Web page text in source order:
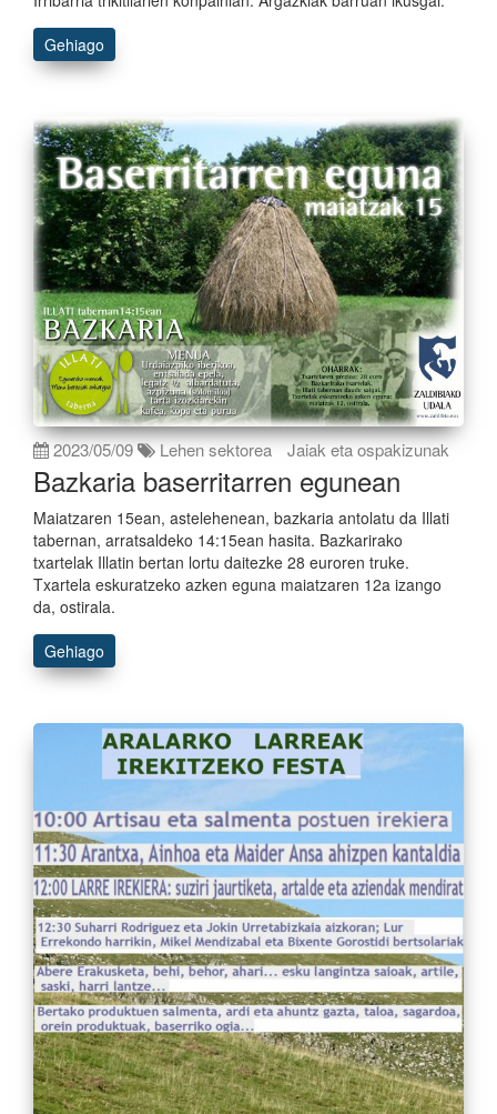
Gehiago
2023/05/09 Lehen sektorea Jaiak eta ospakizunak
Bazkaria baserritarren egunean
Maiatzaren 15ean, astelehenean, bazkaria antolatu da Illati
tabernan, arratsaldeko 14:15ean hasita. Bazkarirako
txartelak Illatin bertan lortu daitezke 28 euroren truke.
Txartela eskuratzeko azken eguna maiatzaren 12a izango
da, ostirala.
Gehiago